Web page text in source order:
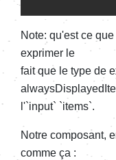
Note: qu'est ce
exprimer le
fait que le type de
l'`input` `items`.
Notre composant,
comme ça :